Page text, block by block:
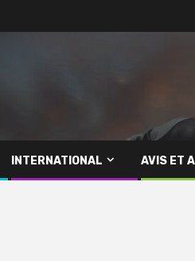
INTERNATIONAL AVIS ET